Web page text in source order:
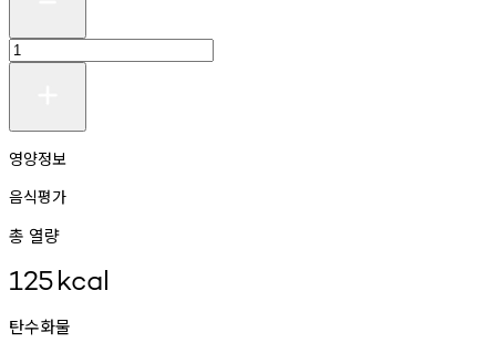
영양정보
음식평가
총 열량
125kcal
탄수화물